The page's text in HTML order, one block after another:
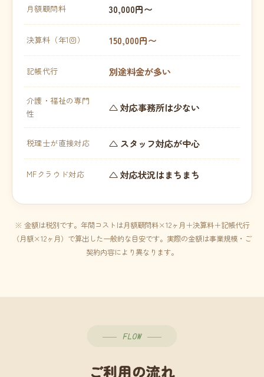
月額顧問料 30,000円〜
決算料（年1回） 150,000円〜
記帳代行 別途料金が多い
介護・福祉の専門
性
△ 対応事務所は少ない
税理士が直接対応 △ スタッフ対応が中心
MFクラウド対応 △ 対応状況はまちまち
※ 金額は税別です。年間コストは月額顧問料×12ヶ月＋決算料＋記帳代行
（月額×12ヶ月）で算出した一般的な目安です。実際の金額は事業規模・ご
契約内容により異なります。
FLOW
ご利用の流れ